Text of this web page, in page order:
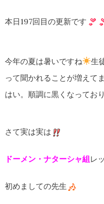
本日197回目の更新です
今年の夏は暑いですね
生
って聞かれることが増えて
はい。順調に黒くなってお
さて実は実は
ドーメン・ナターシャ組レ
初めましての先生